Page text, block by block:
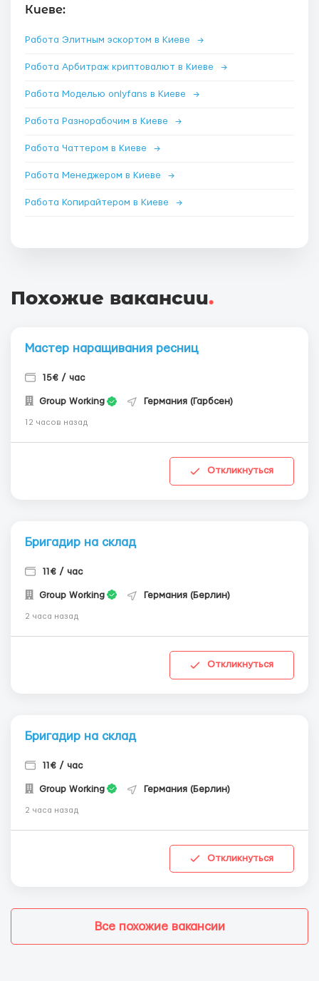
Киеве:
Работа Элитным эскортом в Киеве →
Работа Арбитраж криптовалют в Киеве →
Работа Моделью onlyfans в Киеве →
Работа Разнорабочим в Киеве →
Работа Чаттером в Киеве →
Работа Менеджером в Киеве →
Работа Копирайтером в Киеве →
Похожие вакансии.
Мастер наращивания ресниц
15€ / час
Group Working Германия (Гарбсен)
12 часов назад
Откликнуться
Бригадир на склад
11€ / час
Group Working Германия (Берлин)
2 часа назад
Откликнуться
Бригадир на склад
11€ / час
Group Working Германия (Берлин)
2 часа назад
Откликнуться
Все похожие вакансии